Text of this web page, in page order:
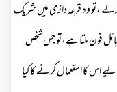
ہے ،اور جو شخص12 ٹوکن جمع کرلے ،تو وہ قرعہ دازی میں شریک
فون ملتاہے،تو جس شخص
اس کا استعمال کرنے کا کیا